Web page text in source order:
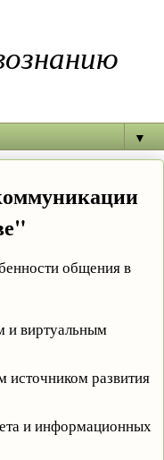
▼
общения в
и виртуальным
источником развития
и информационных